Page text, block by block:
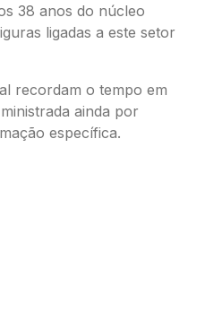
38 anos do núcleo
ligadas a este setor
recordam o tempo em
ainda por
específica.